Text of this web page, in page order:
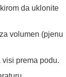
da uklonite
volumen (pjenu
prema podu.